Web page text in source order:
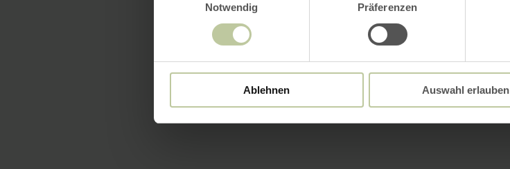
Notwendig
Präferenzen
Ablehnen Auswahl erlauben